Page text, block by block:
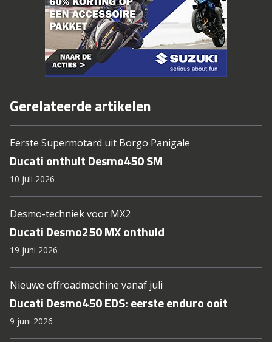
Gerelateerde artikelen
Eerste Supermotard uit Borgo Panigale
Ducati onthult Desmo450 SM
10 juli 2026
Desmo-techniek voor MX2
Ducati Desmo250 MX onthuld
19 juni 2026
Nieuwe offroadmachine vanaf juli
Ducati Desmo450 EDS: eerste enduro ooit
9 juni 2026